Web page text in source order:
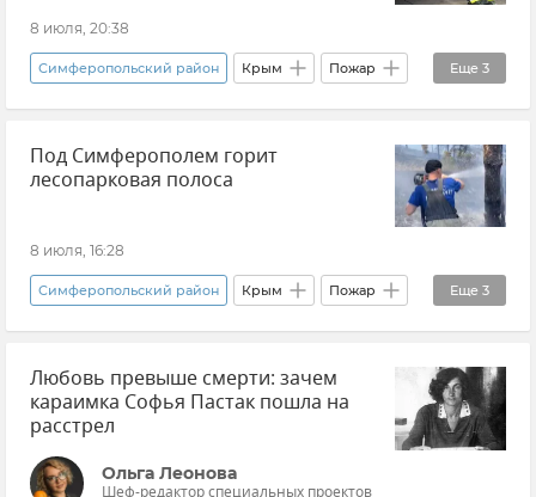
Симферополь Ялта Судак
Бахчисарайский район
ГУП РК "Крымэнерго"
Отключение электроэнергии
8 июля, 20:38
Еще 3
Симферопольский район Крым Пожар
Происшествия
ГУ МЧС РФ по Республике Крым
Новости Крыма
Под Симферополем горит
лесопарковая полоса
8 июля, 16:28
Еще 3
Симферопольский район Крым Пожар
Происшествия
ГУ МЧС РФ по Республике Крым
Новости Крыма
Любовь превыше смерти: зачем
караимка Софья Пастак пошла на
расстрел
Ольга Леонова
Шеф-редактор специальных проектов